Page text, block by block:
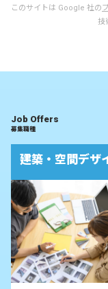
ユ
力
さ
い
。
このサイトは Google 社の
技
Job Offers
募集職種
建築・空間デザ